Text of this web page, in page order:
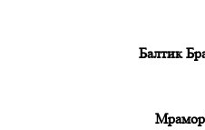
Балтик
Мрамор